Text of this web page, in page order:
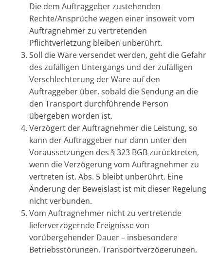
Die dem Auftraggeber zustehenden
Rechte/Ansprüche wegen einer insoweit vom
Auftragnehmer zu vertretenden
Pflichtverletzung bleiben unberührt.
Soll die Ware versendet werden, geht die Gefahr
des zufälligen Untergangs und der zufälligen
Verschlechterung der Ware auf den
Auftraggeber über, sobald die Sendung an die
den Transport durchführende Person
übergeben worden ist.
Verzögert der Auftragnehmer die Leistung, so
kann der Auftraggeber nur dann unter den
Voraussetzungen des § 323 BGB zurücktreten,
wenn die Verzögerung vom Auftragnehmer zu
vertreten ist. Abs. 5 bleibt unberührt. Eine
Änderung der Beweislast ist mit dieser Regelung
nicht verbunden.
Vom Auftragnehmer nicht zu vertretende
lieferverzögernde Ereignisse von
vorübergehender Dauer – insbesondere
Betriebsstörungen, Transportverzögerungen,